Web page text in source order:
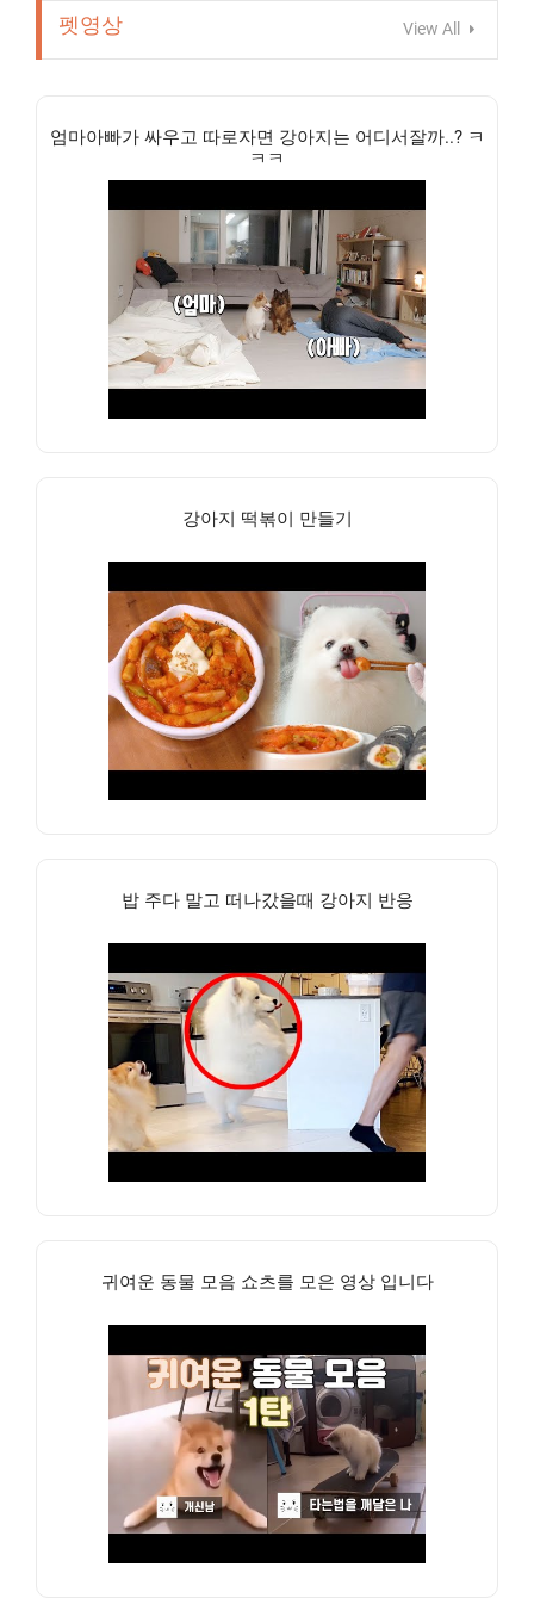
펫영상 View All
엄마아빠가 싸우고 따로자면 강아지는 어디서잘까..? ㅋ
ㅋㅋ
강아지 떡볶이 만들기
밥 주다 말고 떠나갔을때 강아지 반응
귀여운 동물 모음 쇼츠를 모은 영상 입니다